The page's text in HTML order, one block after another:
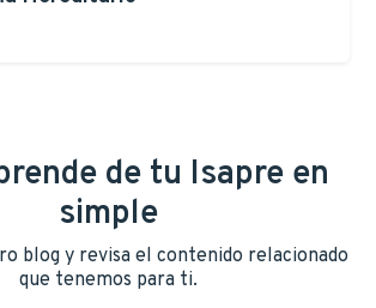
de tu Isapre en
simple
blog y revisa el contenido relacionado
que tenemos para ti.